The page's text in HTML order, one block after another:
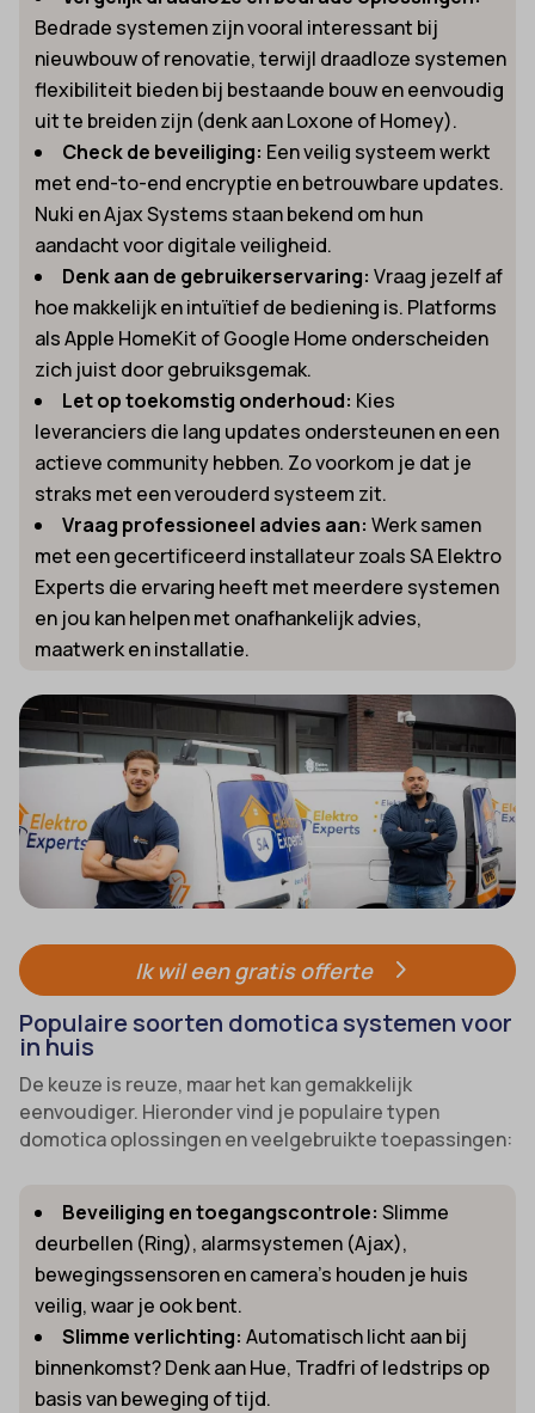
Bedrade systemen zijn vooral interessant bij
nieuwbouw of renovatie, terwijl draadloze systemen
flexibiliteit bieden bij bestaande bouw en eenvoudig
uit te breiden zijn (denk aan Loxone of Homey).
Check de beveiliging: Een veilig systeem werkt
met end-to-end encryptie en betrouwbare updates.
Nuki en Ajax Systems staan bekend om hun
aandacht voor digitale veiligheid.
Denk aan de gebruikerservaring: Vraag jezelf af
hoe makkelijk en intuïtief de bediening is. Platforms
als Apple HomeKit of Google Home onderscheiden
zich juist door gebruiksgemak.
Let op toekomstig onderhoud: Kies
leveranciers die lang updates ondersteunen en een
actieve community hebben. Zo voorkom je dat je
straks met een verouderd systeem zit.
Vraag professioneel advies aan: Werk samen
met een gecertificeerd installateur zoals SA Elektro
Experts die ervaring heeft met meerdere systemen
en jou kan helpen met onafhankelijk advies,
maatwerk en installatie.
Ik wil een gratis offerte
Populaire soorten domotica systemen voor
in huis
De keuze is reuze, maar het kan gemakkelijk
eenvoudiger. Hieronder vind je populaire typen
domotica oplossingen en veelgebruikte toepassingen:
Beveiliging en toegangscontrole: Slimme
deurbellen (Ring), alarmsystemen (Ajax),
bewegingssensoren en camera’s houden je huis
veilig, waar je ook bent.
Slimme verlichting: Automatisch licht aan bij
binnenkomst? Denk aan Hue, Tradfri of ledstrips op
basis van beweging of tijd.